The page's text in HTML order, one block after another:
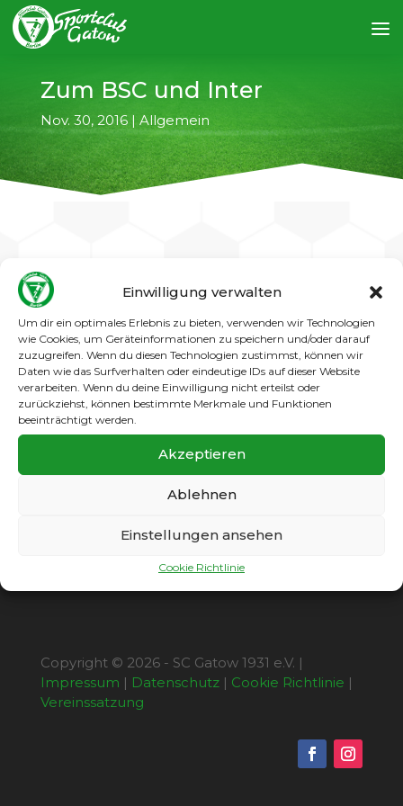
Einwilligung verwalten
Um dir ein optimales Erlebnis zu bieten, verwenden wir Technologien
wie Cookies, um Geräteinformationen zu speichern und/oder darauf
zuzugreifen. Wenn du diesen Technologien zustimmst, können wir
Daten wie das Surfverhalten oder eindeutige IDs auf dieser Website
verarbeiten. Wenn du deine Einwilligung nicht erteilst oder
zurückziehst, können bestimmte Merkmale und Funktionen
beeinträchtigt werden.
Akzeptieren
Ablehnen
Einstellungen ansehen
Cookie Richtlinie
Zum BSC und Inter
Nov. 30, 2016| Allgemein
← vorheriger Artikel nächster Artikel
Die Auswärtsspiele unserer Herrenteams
am Sonntag, 04.12.2016:
Landesliga:Berliner SC II gegen SC Gatow I
15.15 Uhr, Hubertussportplatz, Hubertusallee
50
KL-A:Internationale II gegen SC Gatow II
13.00 Uhr, Voralberger Damm 38 – 12157
Berlin
Copyright © 2026 - SC Gatow 1931 e.V. |
Impressum | Datenschutz| Cookie Richtlinie |
Vereinssatzung